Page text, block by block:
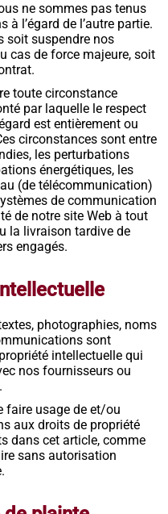
ne sommes pas tenus
l’égard de l’autre partie.
soit suspendre nos
cas de force majeure, soit
toute circonstance
par laquelle le respect
est entièrement ou
circonstances sont entre
les perturbations
énergétiques, les
(de télécommunication)
de communication
de notre site Web à tout
la livraison tardive de
engagés.
photographies, noms
sont
intellectuelle qui
nos fournisseurs ou
faire usage de et/ou
aux droits de propriété
dans cet article, comme
sans autorisation